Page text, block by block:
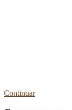
Continuar